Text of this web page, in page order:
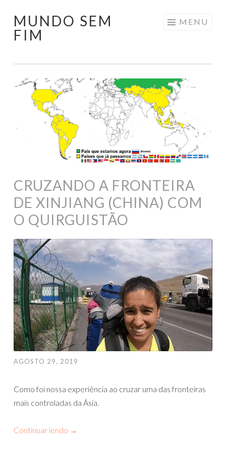
Pular
para
MUNDO SEM
FIM
MENU
CRUZANDO A FRONTEIRA
DE XINJIANG (CHINA) COM
O QUIRGUISTÃO
AGOSTO 29, 2019
Como foi nossa experiência ao cruzar uma das fronteiras
mais controladas da Ásia.
Continuar lendo →